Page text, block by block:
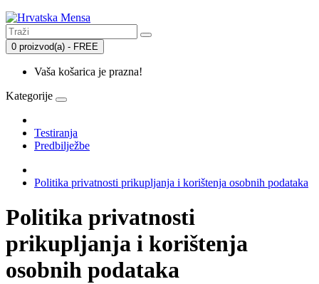
0 proizvod(a) - FREE
Vaša košarica je prazna!
Kategorije
Testiranja
Predbilježbe
Politika privatnosti prikupljanja i korištenja osobnih podataka
Politika privatnosti
prikupljanja i korištenja
osobnih podataka